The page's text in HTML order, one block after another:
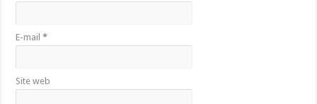
E-mail*
Site web